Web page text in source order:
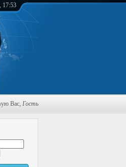
17:53
Вас, Гость